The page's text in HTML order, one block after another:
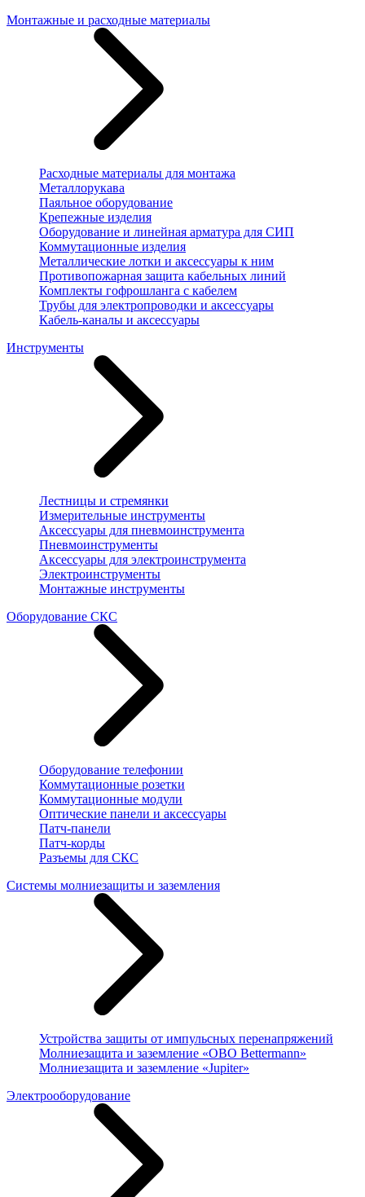
Монтажные и расходные материалы
Расходные материалы для монтажа
Металлорукава
Паяльное оборудование
Крепежные изделия
Оборудование и линейная арматура для СИП
Коммутационные изделия
Металлические лотки и аксессуары к ним
Противопожарная защита кабельных линий
Комплекты гофрошланга с кабелем
Трубы для электропроводки и аксессуары
Кабель-каналы и аксессуары
Инструменты
Лестницы и стремянки
Измерительные инструменты
Аксессуары для пневмоинструмента
Пневмоинструменты
Аксессуары для электроинструмента
Электроинструменты
Монтажные инструменты
Оборудование СКС
Оборудование телефонии
Коммутационные розетки
Коммутационные модули
Оптические панели и аксессуары
Патч-панели
Патч-корды
Разъемы для СКС
Системы молниезащиты и заземления
Устройства защиты от импульсных перенапряжений
Молниезащита и заземление «OBO Bettermann»
Молниезащита и заземление «Jupiter»
Электрооборудование